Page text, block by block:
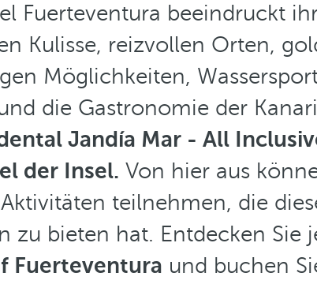
Fuerteventura beeindruckt
Kulisse, reizvollen Orten,
Möglichkeiten,
die Gastronomie der
Jandía Mar - All
der Insel. Von hier aus
teilnehmen, die
zu bieten hat. Entdecken Sie
Fuerteventura und buchen